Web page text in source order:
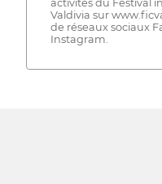
activités du Festival
Valdivia sur
de réseaux sociaux
Instagram.